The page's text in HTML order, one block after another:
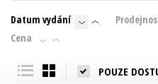
Datum vydání
Cena
POUZE